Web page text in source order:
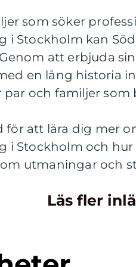
som söker
i Stockholm kan
att erbjuda
en lång historia
par och familjer som
för att lära dig mer
i Stockholm och
utmaningar och
Läs fler